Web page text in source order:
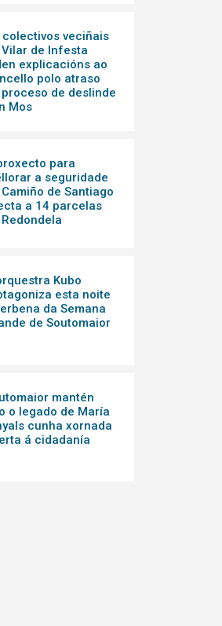
colectivos veciñais
Vilar de Infesta
explicacións ao
polo atraso
proceso de deslinde
Mos
para
a seguridade
de Santiago
a 14 parcelas
Kubo
esta noite
da Semana
de Soutomaior
mantén
o legado de María
cunha xornada
á cidadanía